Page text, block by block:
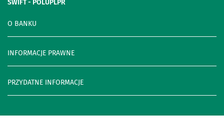
O BANKU
INFORMACJE PRAWNE
PRZYDATNE INFORMACJE
SWIFT - POLUPLPR